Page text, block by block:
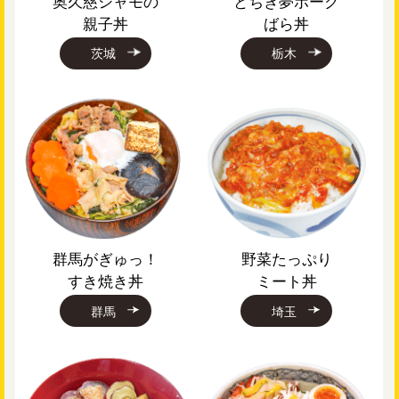
親子丼
茨城
ばら丼
栃木
群馬がぎゅっ！
すき焼き丼
群馬
野菜たっぷり
ミート丼
埼玉